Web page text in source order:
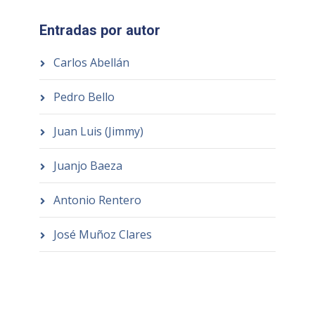
Entradas por autor
Carlos Abellán
Pedro Bello
Juan Luis (Jimmy)
Juanjo Baeza
Antonio Rentero
José Muñoz Clares